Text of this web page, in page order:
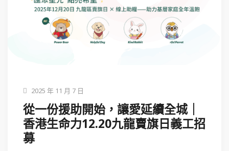
2025 年 11 月 7 日
從一份援助開始，讓愛延續全城｜
香港生命力12.20九龍賣旗日義工招
募